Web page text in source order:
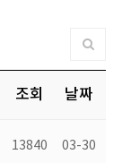
조회 날짜
13840 03-30